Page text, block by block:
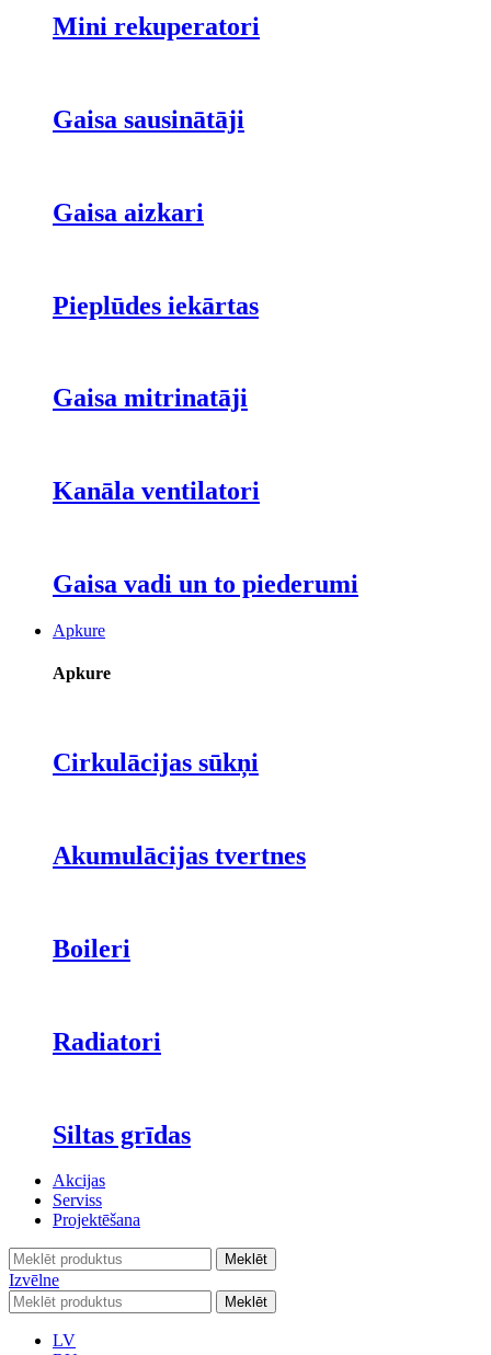
Mini rekuperatori
Gaisa sausinātāji
Gaisa aizkari
Pieplūdes iekārtas
Gaisa mitrinatāji
Kanāla ventilatori
Gaisa vadi un to piederumi
Apkure
Apkure
Cirkulācijas sūkņi
Akumulācijas tvertnes
Boileri
Radiatori
Siltas grīdas
Akcijas
Serviss
Projektēšana
Meklēt
Izvēlne
Meklēt
LV